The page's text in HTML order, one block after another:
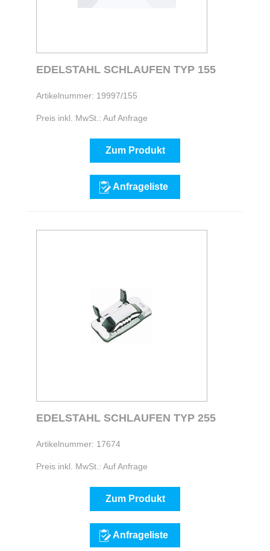
EDELSTAHL SCHLAUFEN TYP 155
Artikelnummer: 19997/155
Preis inkl. MwSt.: Auf Anfrage
Zum Produkt
Anfrageliste
EDELSTAHL SCHLAUFEN TYP 255
Artikelnummer: 17674
Preis inkl. MwSt.: Auf Anfrage
Zum Produkt
Anfrageliste